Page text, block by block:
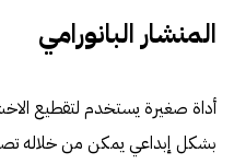
المنشار البانورامي
أداة صغيرة يستخدم لتقطيع
بشكل إبداعي يمكن من خلاله